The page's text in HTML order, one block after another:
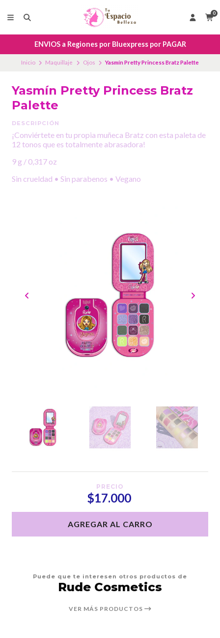
0
ENVIOS a Regiones por Bluexpress por PAGAR
Inicio Maquillaje Ojos Yasmín Pretty Princess Bratz Palette
Yasmín Pretty Princess Bratz
Palette
DESCRIPCIÓN
¡Conviértete en tu propia muñeca Bratz con esta paleta de
12 tonos que es totalmente abrasadora!
9 g / 0,317 oz
Sin crueldad • Sin parabenos • Vegano
PRECIO
$17.000
AGREGAR AL CARRO
Puede que te interesen otros productos de
Rude Cosmetics
VER MÁS PRODUCTOS